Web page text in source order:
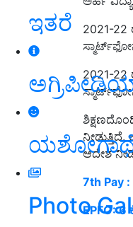
ಇತರೆ
Photo
2021-
2021-
ಆದೇಶ
7th Pay
EPFO: